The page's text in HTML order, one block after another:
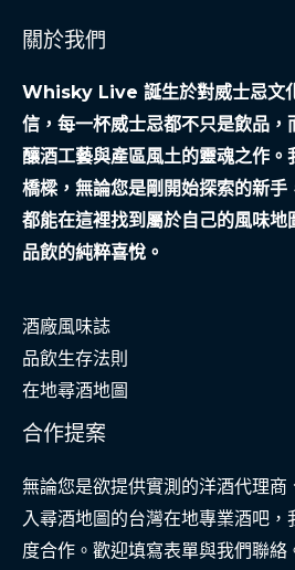
老
的
融
資
之
路
關於我們
Whisky Live 誕生於對威士忌文
信，每一杯威士忌都不只是飲品，
釀酒工藝與產區風土的靈魂之作
橋樑，無論您是剛開始探索的新手
都能在這裡找到屬於自己的風味地
品飲的純粹喜悅。
酒廠風味誌
品飲生存法則
在地尋酒地圖
合作提案
無論您是欲提供實測的洋酒代理商
入尋酒地圖的台灣在地專業酒吧
度合作。歡迎填寫表單與我們聯絡